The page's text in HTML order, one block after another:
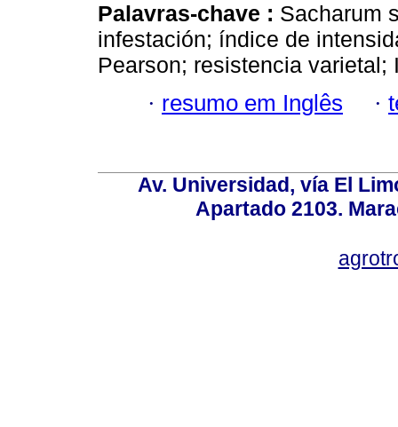
Palavras-chave : Sacharum
infestación; índice de
Pearson; resistencia varietal;
· resumo em Inglês ·
Av. Universidad, vía El
Apartado 2103.